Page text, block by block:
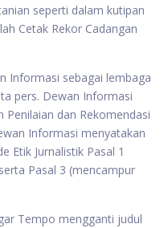
seperti dalam kutipan
Cetak Rekor Cadangan
Informasi sebagai lembaga
pers. Dewan Informasi
dan Rekomendasi
Informasi menyatakan
Etik Jurnalistik Pasal 1
Pasal 3 (mencampur
Tempo mengganti judul